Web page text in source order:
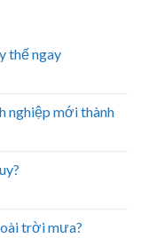
thế ngay
nghiệp mới thành
trời mưa?